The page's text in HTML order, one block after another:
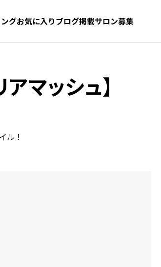
グお気に入りブログ掲載サロン募集
お気に入り 髪型をさがす
マッシュ】
ル！